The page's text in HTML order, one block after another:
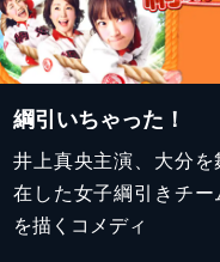
綱引いちゃった！
井上真央主演、大分を
在した女子綱引きチー
を描くコメディ